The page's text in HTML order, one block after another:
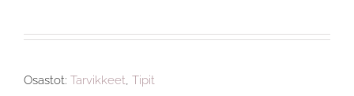
Osastot: Tarvikkeet, Tipit